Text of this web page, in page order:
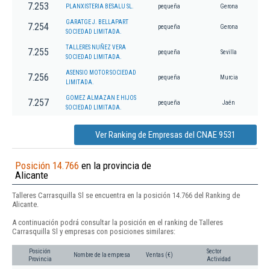
7.253 PLANXISTERIA BESALU SL. pequeña Gerona
7.254
GARATGE J. BELLAPART
SOCIEDAD LIMITADA.
pequeña Gerona
7.255
TALLERES NUÑEZ VERA
SOCIEDAD LIMITADA.
pequeña Sevilla
7.256
ASENSIO MOTOR SOCIEDAD
LIMITADA.
pequeña Murcia
7.257
GOMEZ ALMAZAN E HIJOS
SOCIEDAD LIMITADA.
pequeña Jaén
Ver Ranking de Empresas del CNAE 9531
Posición 14.766 en la provincia de
Alicante
Talleres Carrasquilla Sl se encuentra en la posición 14.766 del Ranking de
Alicante.
A continuación podrá consultar la posición en el ranking de Talleres
Carrasquilla Sl y empresas con posiciones similares:
Posición
Provincia
Nombre de la empresa Ventas (€)
Sector
Actividad